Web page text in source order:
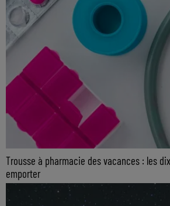
Trousse à pharmacie des vacances : les
emporter